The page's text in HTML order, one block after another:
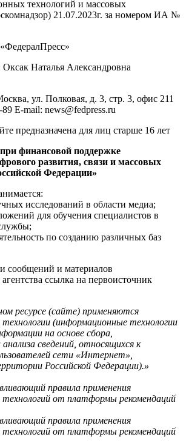
технологий и массовых
21.07.2023г. за номером ИА №
Наталья Александровна
ул. Полковая, д. 3, стр. 3, офис 211
E-mail: news@fedpress.ru
предназначена для лиц старше 16 лет
финансовой поддержке
развития, связи и массовых
Федерации»
исследований в области медиа;
для обучения специалистов в
по созданию различных баз
сообщений и материалов
ссылка на первоисточник
ресурсе (сайте) применяются
(информационные технологии
на основе сбора,
сведений, относящихся к
сети «Интернет»,
Российской Федерации).»
правила применения
технологий от платформы рекомендаций
правила применения
технологий от платформы рекомендаций